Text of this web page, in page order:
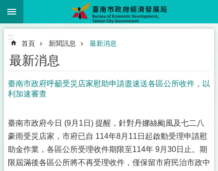
跳到主要內容區塊
:::
首頁 新聞訊息 最新消息
最新消息
臺南市政府呼籲受災店家慰助申請盡速送各區公所收件，以
利加速審查
臺南市政府今日 (9月1日) 提醒，針對丹娜絲颱風及七二八
豪雨受災店家，市府已自 114年8月11日起啟動受理申請慰
助金作業，各區公所受理收件期限至114年 9月30日止。期
限屆滿後各區公所將不再受理收件，僅保留市府民治市政中